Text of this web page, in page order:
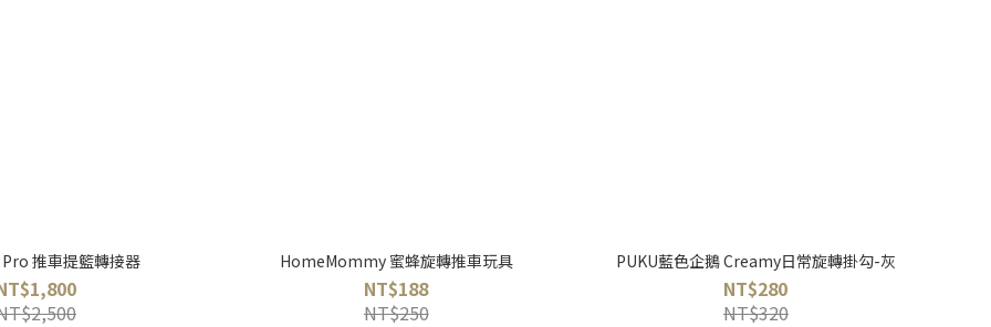
推車提籃轉接器 HomeMommy 蜜蜂旋轉推車玩具
NT$188
NT$250
PUKU藍色企鵝 Creamy日常旋轉掛勾-灰
NT$280
NT$320